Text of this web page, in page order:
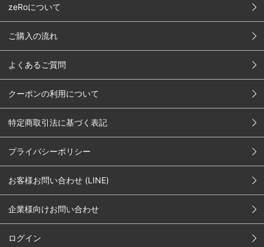
zeRoについて
ご購入の流れ
よくあるご質問
クーポンの利用について
特定商取引法に基づく表記
プライバシーポリシー
お客様お問い合わせ (LINE)
企業様向けお問い合わせ
ログイン